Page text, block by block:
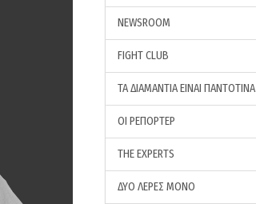
NEWSROOM
FIGHT CLUB
ΤΑ ΔΙΑΜΑΝΤΙΑ ΕΙΝΑΙ ΠΑΝΤΟΤΙΝΑ
ΟΙ ΡΕΠΟΡΤΕΡ
THE EXPERTS
ΔΥΟ ΛΕΡΕΣ ΜΟΝΟ